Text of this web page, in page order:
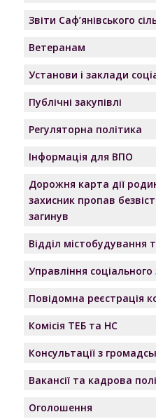
Звіти Саф’янівського
Ветеранам
Установи і заклади
Публічні закупівлі
Регуляторна політика
Інформація для ВПО
Дорожня карта дії
захисник пропав
загинув
Відділ містобудування
Управління
Повідомна реєстрація
Комісія ТЕБ та НС
Консультації з
Вакансії та кадрова
Оголошення